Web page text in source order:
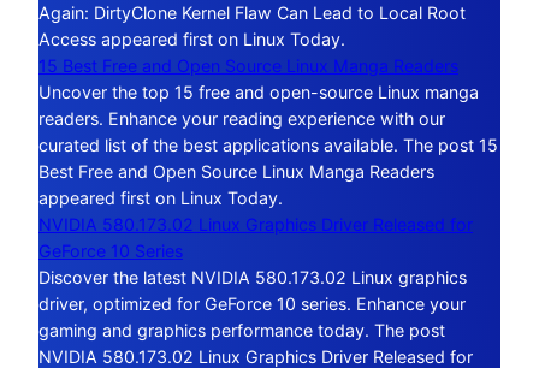
Again: DirtyClone Kernel Flaw Can Lead to Local Root
Access appeared first on Linux Today.
15 Best Free and Open Source Linux Manga Readers
Uncover the top 15 free and open-source Linux manga
readers. Enhance your reading experience with our
curated list of the best applications available. The post 15
Best Free and Open Source Linux Manga Readers
appeared first on Linux Today.
NVIDIA 580.173.02 Linux Graphics Driver Released for
GeForce 10 Series
Discover the latest NVIDIA 580.173.02 Linux graphics
driver, optimized for GeForce 10 series. Enhance your
gaming and graphics performance today. The post
NVIDIA 580.173.02 Linux Graphics Driver Released for